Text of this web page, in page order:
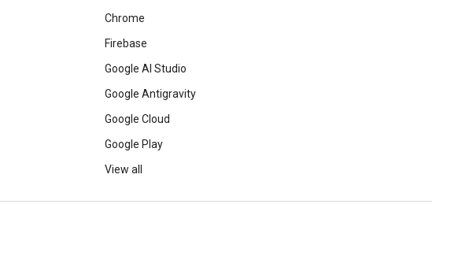
Chrome
Firebase
Google AI Studio
Google Antigravity
Google Cloud
Google Play
View all